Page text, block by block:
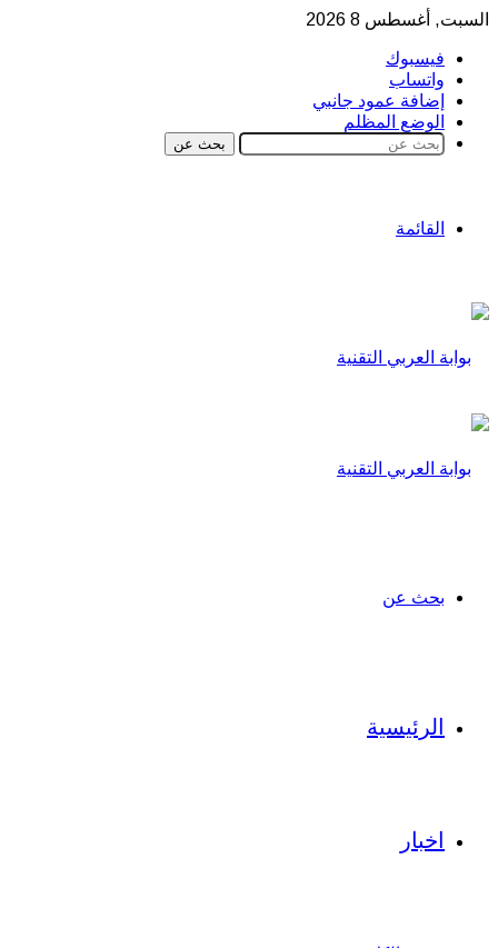
السبت, أغسطس 8 2026
فيسبوك
واتساب
إضافة عمود جانبي
الوضع المظلم
بحث عن
القائمة
بحث عن
الرئيسية
اخبار